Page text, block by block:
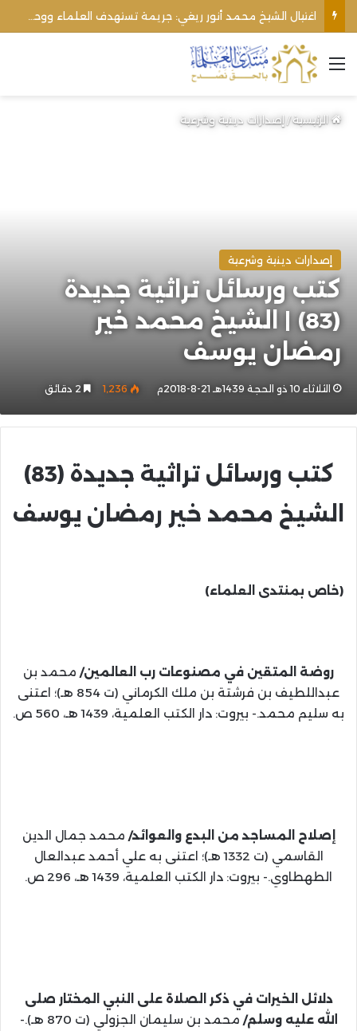
القائمة
الرئيسية/إصدارات دينية وشرعية
إصدارات دينية وشرعية
كتب ورسائل تراثية جديدة
(83) | الشيخ محمد خير
رمضان يوسف
الثلاثاء 10 ذو الحجة 1439هـ 21-8-2018م 1٬236
كتب ورسائل تراثية جديدة (83)
الشيخ محمد خير رمضان يوسف
(خاص بمنتدى العلماء)
روضة المتقين في مصنوعات رب العالمين/ محمد بن
عبداللطيف بن فرشتة بن ملك الكرماني (ت 854 هـ)؛ اعتنى
به سليم محمد.- بيروت: دار الكتب العلمية، 1439 هـ، 560 ص.
إصلاح المساجد من البدع والعوائد/ محمد جمال الدين
القاسمي (ت 1332 هـ)؛ اعتنى به علي أحمد عبدالعال
الطهطاوي.- بيروت: دار الكتب العلمية، 1439 هـ، 296 ص.
دلائل الخيرات في ذكر الصلاة على النبي المختار صلى
الله عليه وسلم/
محمد بن سليمان الجزولي (ت 870 هـ).-